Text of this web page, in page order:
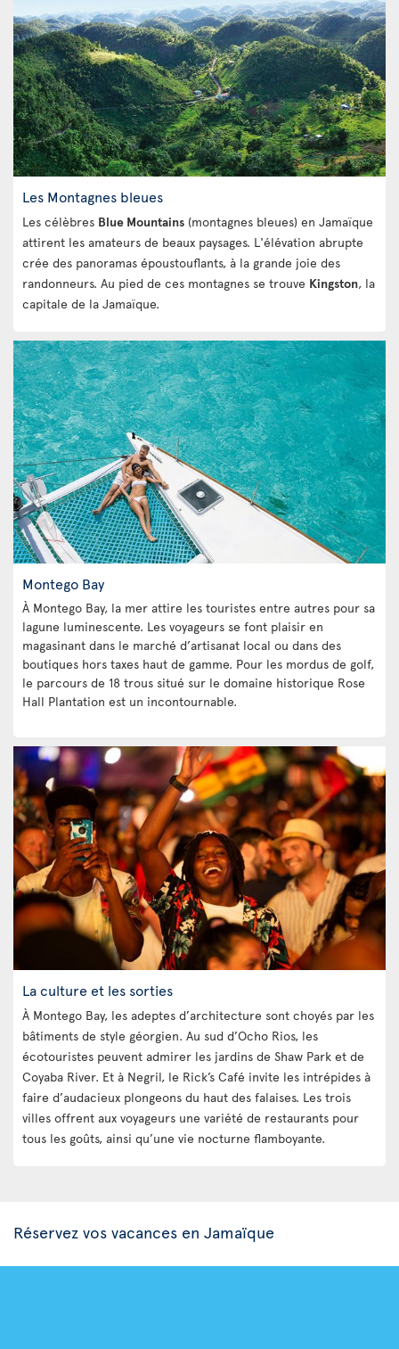
Les Montagnes bleues
Les célèbres Blue Mountains (montagnes bleues) en Jamaïque
attirent les amateurs de beaux paysages. L'élévation abrupte
crée des panoramas époustouflants, à la grande joie des
randonneurs. Au pied de ces montagnes se trouve Kingston, la
capitale de la Jamaïque.
Montego Bay
À Montego Bay, la mer attire les touristes entre autres pour sa
lagune luminescente. Les voyageurs se font plaisir en
magasinant dans le marché d’artisanat local ou dans des
boutiques hors taxes haut de gamme. Pour les mordus de golf,
le parcours de 18 trous situé sur le domaine historique Rose
Hall Plantation est un incontournable.
La culture et les sorties
À Montego Bay, les adeptes d’architecture sont choyés par les
bâtiments de style géorgien. Au sud d’Ocho Rios, les
écotouristes peuvent admirer les jardins de Shaw Park et de
Coyaba River. Et à Negril, le Rick’s Café invite les intrépides à
faire d’audacieux plongeons du haut des falaises. Les trois
villes offrent aux voyageurs une variété de restaurants pour
tous les goûts, ainsi qu’une vie nocturne flamboyante.
Réservez vos vacances en Jamaïque